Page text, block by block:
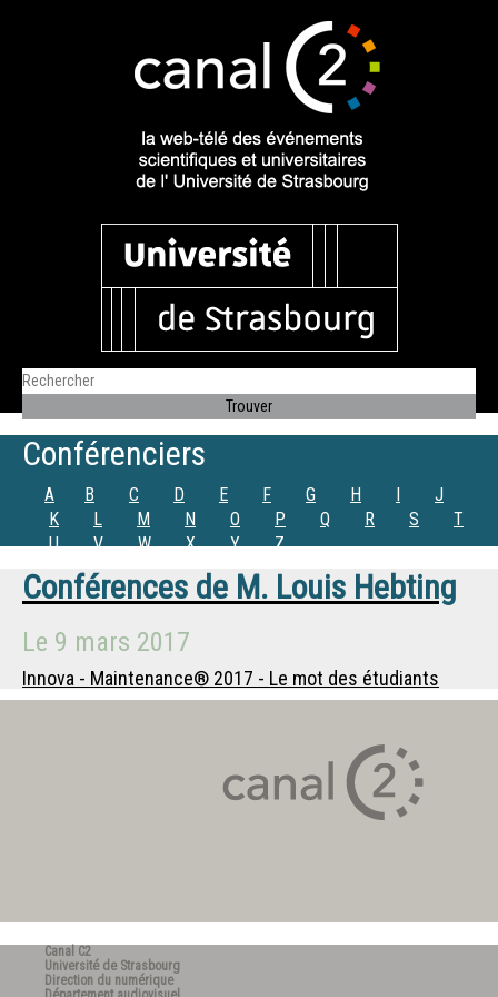
Conférenciers
A B C D E F G H I
J
K
L M N O P Q R S
T
U
V W X Y Z
Conférences de M. Louis Hebting
Le 9 mars 2017
Innova - Maintenance® 2017 - Le mot des étudiants
Canal C2
Université de Strasbourg
Direction du numérique